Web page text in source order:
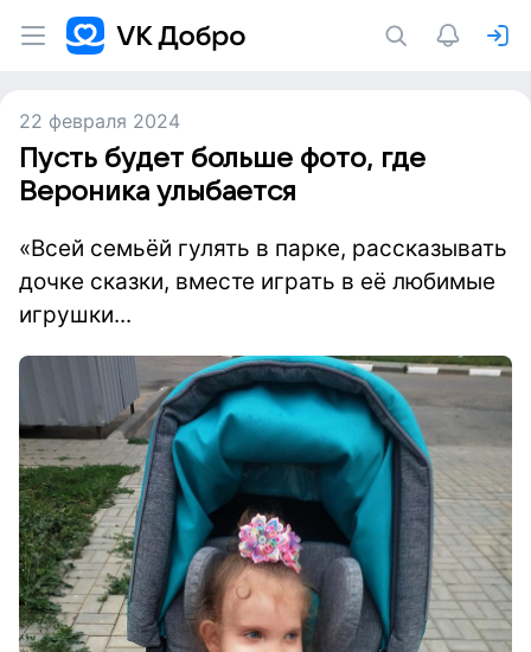
22 февраля 2024
Пусть будет больше фото, где
Вероника улыбается
«Всей семьёй гулять в парке, рассказывать
дочке сказки, вместе играть в её любимые
игрушки...